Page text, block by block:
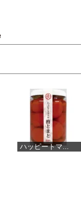
室戸のにがり...